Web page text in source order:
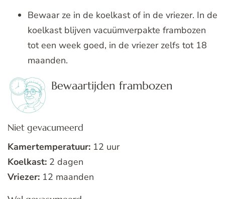
Bewaar ze in de koelkast of in de vriezer. In de
koelkast blijven vacuümverpakte frambozen
tot een week goed, in de vriezer zelfs tot 18
maanden.
Bewaartijden frambozen
Niet gevacumeerd
Kamertemperatuur: 12 uur
Koelkast: 2 dagen
Vriezer: 12 maanden